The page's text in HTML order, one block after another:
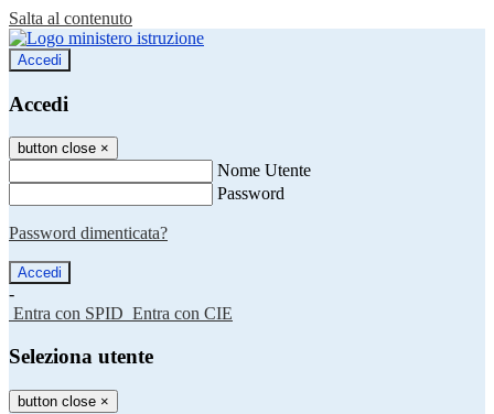
Salta al contenuto
Accedi
Accedi
button close ×
Nome Utente
Password
Password dimenticata?
-
Entra con SPID Entra con CIE
Seleziona utente
button close ×